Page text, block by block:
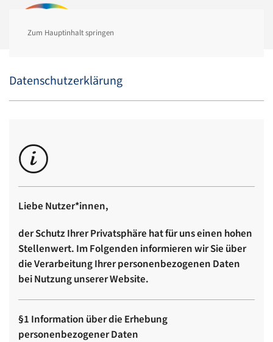
Zum Hauptinhalt springen
Datenschutzerklärung
Liebe Nutzer*innen,
der Schutz Ihrer Privatsphäre hat für uns einen hohen
Stellenwert. Im Folgenden informieren wir Sie über
die Verarbeitung Ihrer personenbezogenen Daten
bei Nutzung unserer Website.
§1 Information über die Erhebung
personenbezogener Daten